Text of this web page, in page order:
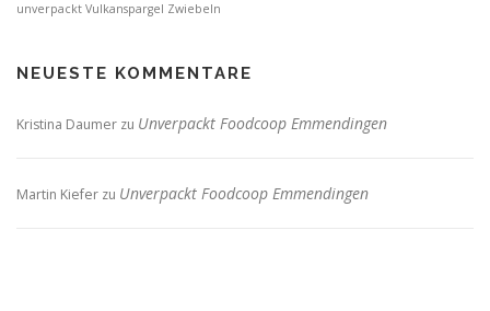
unverpackt Vulkanspargel Zwiebeln
NEUESTE KOMMENTARE
Kristina Daumer zu Unverpackt Foodcoop Emmendingen
Martin Kiefer zu Unverpackt Foodcoop Emmendingen